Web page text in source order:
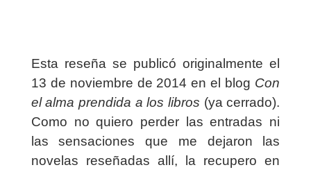
Esta reseña se publicó originalmente el
13 de noviembre de 2014 en el blog Con
el alma prendida a los libros (ya cerrado).
Como no quiero perder las entradas ni
las sensaciones que me dejaron las
novelas reseñadas allí, la recupero en